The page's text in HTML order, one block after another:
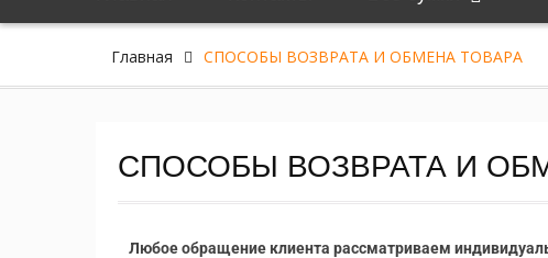
Главная СПОСОБЫ ВОЗВРАТА И ОБМЕНА ТОВАРА
СПОСОБЫ ВОЗВРАТА И
Любое обращение клиента рассматриваем